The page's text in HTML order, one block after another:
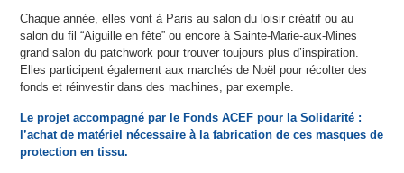
Chaque année, elles vont à Paris au salon du loisir créatif ou au
salon du fil “Aiguille en fête” ou encore à Sainte-Marie-aux-Mines
grand salon du patchwork pour trouver toujours plus d’inspiration.
Elles participent également aux marchés de Noël pour récolter des
fonds et réinvestir dans des machines, par exemple.
Le projet accompagné par le Fonds ACEF pour la Solidarité :
l’achat de matériel nécessaire à la fabrication de ces masques de
protection en tissu.